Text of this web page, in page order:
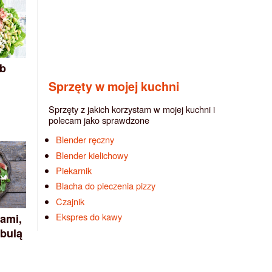
Sprzęty w mojej kuchni
Sprzęty z jakich korzystam w mojej kuchni i
polecam jako sprawdzone
Blender ręczny
Blender kielichowy
Piekarnik
Blacha do pieczenia pizzy
Czajnik
Ekspres do kawy